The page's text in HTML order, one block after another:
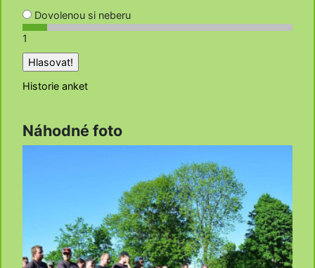
Dovolenou si neberu
1
Historie anket
Náhodné foto